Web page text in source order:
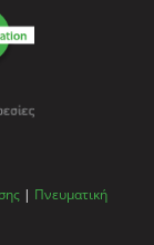
| Πνευματική